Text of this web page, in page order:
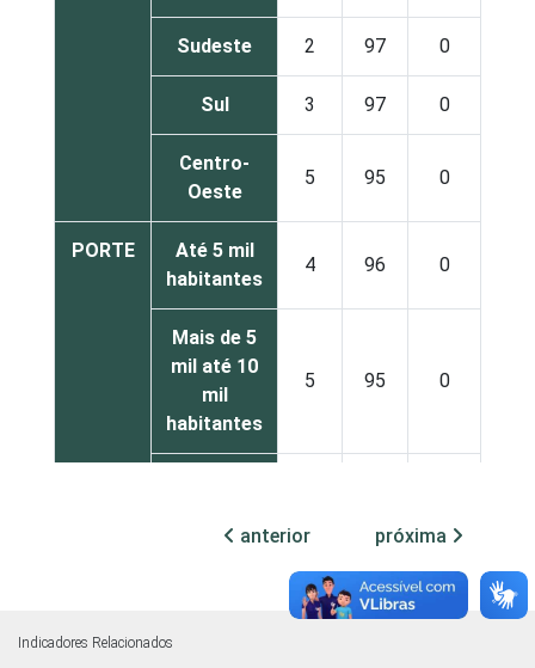
Sudeste 2 97 0
Sul 3 97 0
Centro-
Oeste
5 95 0
PORTE
Até 5 mil
habitantes
4 96 0
Mais de 5
mil até 10
mil
habitantes
5 95 0
mil
mil até 50
anterior próxima
Indicadores Relacionados